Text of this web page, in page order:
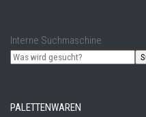
Interne Suchmaschine
PALETTENWAREN